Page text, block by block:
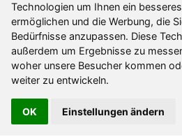
Technologien um Ihnen ein
ermöglichen und die Werbung, die
Bedürfnisse anzupassen. Diese
außerdem um Ergebnisse zu
woher unsere Besucher kommen
weiter zu entwickeln.
OK Einstellungen ändern
Social